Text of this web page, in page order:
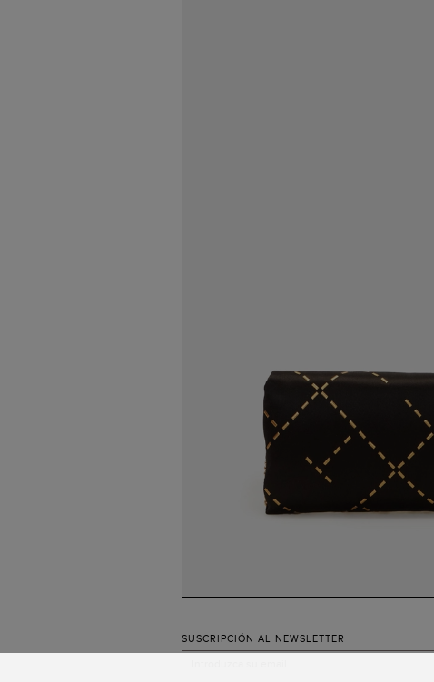
SUSCRIPCIÓN AL NEWSLETTER